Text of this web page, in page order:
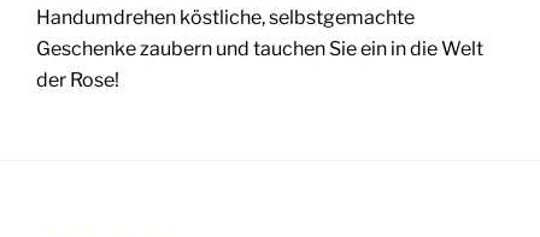
Handumdrehen köstliche, selbstgemachte
Geschenke zaubern und tauchen Sie ein in die Welt
der Rose!